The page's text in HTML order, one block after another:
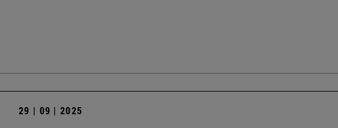
29 | 09 | 2025